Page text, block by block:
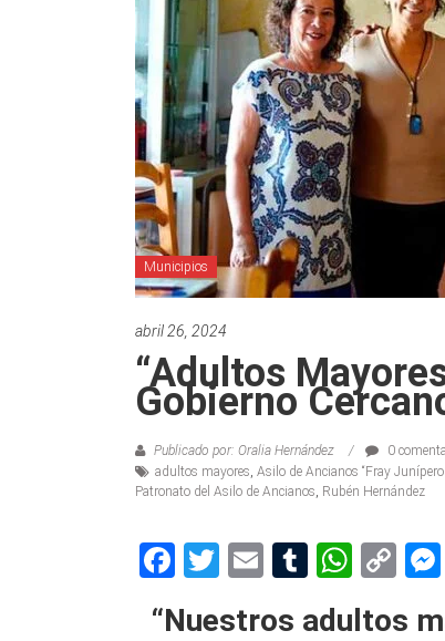
Municipios
abril 26, 2024
“Adultos
Gobierno
Publicado por: Oralia Hernández
0
adultos mayores, Asilo de Ancianos “Fray Junípero
Patronato del Asilo de Ancianos, Rubén Hernández
Facebook
Twitter
EmailTumblr
“Nuestros adultos